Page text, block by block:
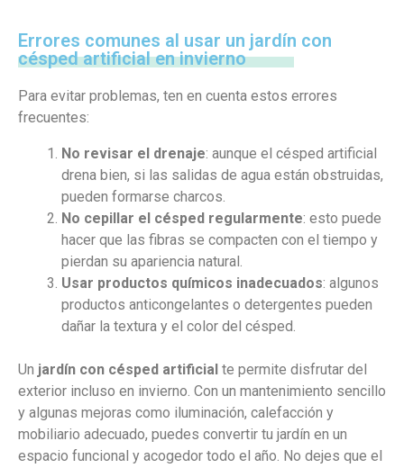
Errores comunes al usar un jardín con
césped artificial en invierno
Para evitar problemas, ten en cuenta estos errores
frecuentes:
No revisar el drenaje: aunque el césped artificial
drena bien, si las salidas de agua están obstruidas,
pueden formarse charcos.
No cepillar el césped regularmente: esto puede
hacer que las fibras se compacten con el tiempo y
pierdan su apariencia natural.
Usar productos químicos inadecuados: algunos
productos anticongelantes o detergentes pueden
dañar la textura y el color del césped.
Un jardín con césped artificial te permite disfrutar del
exterior incluso en invierno. Con un mantenimiento sencillo
y algunas mejoras como iluminación, calefacción y
mobiliario adecuado, puedes convertir tu jardín en un
espacio funcional y acogedor todo el año. No dejes que el